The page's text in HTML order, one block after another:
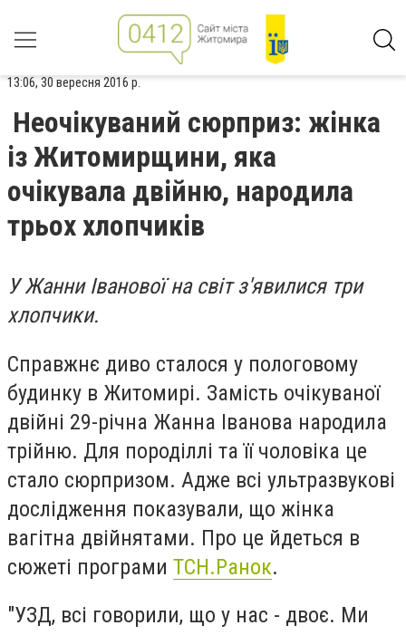
13:06, 30 вересня 2016 р.
Неочікуваний сюрприз: жінка
із Житомирщини, яка
очікувала двійню, народила
трьох хлопчиків
У Жанни Іванової на світ з'явилися три
хлопчики.
Справжнє диво сталося у пологовому
будинку в Житомирі. Замість очікуваної
двійні 29-річна Жанна Іванова народила
трійню. Для породіллі та її чоловіка це
стало сюрпризом. Адже всі ультразвукові
дослідження показували, що жінка
вагітна двійнятами. Про це йдеться в
сюжеті програми ТСН.Ранок.
"УЗД, всі говорили, що у нас - двоє. Ми